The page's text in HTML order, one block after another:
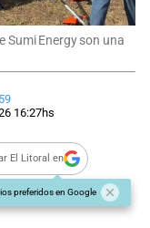
Sumi Energy son una
16:27hs
El Litoral en
preferidos en Google